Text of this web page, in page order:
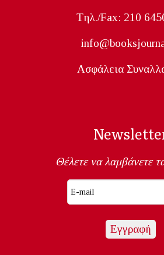
Tηλ./Fax: 210
Ασφάλεια
Θέλετε να λαμβάνετε